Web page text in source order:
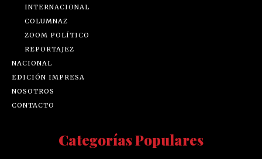
INTERNACIONAL
COLUMNAZ
ZOOM POLÍTICO
REPORTAJEZ
NACIONAL
EDICIÓN IMPRESA
NOSOTROS
CONTACTO
Categorías Populares